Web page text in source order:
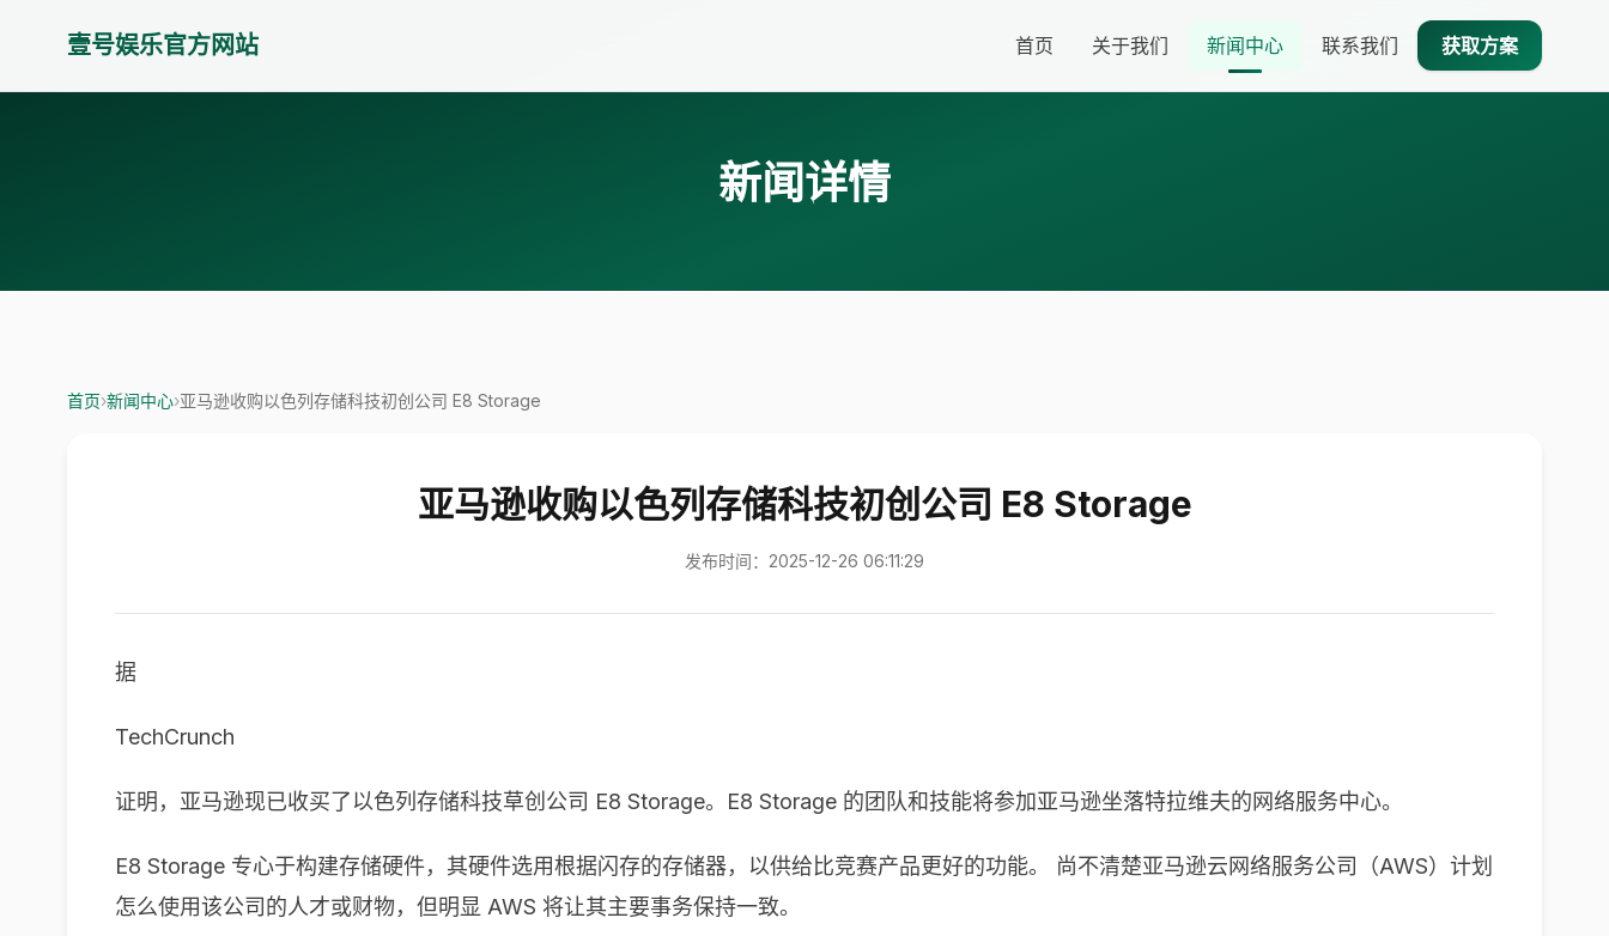
壹号娱乐官方网站 首页 关于我们 新闻中心 联系我们 获取方案
新闻详情
首页›新闻中心›亚马逊收购以色列存储科技初创公司 E8 Storage
亚马逊收购以色列存储科技初创公司 E8 Storage
发布时间：2025-12-26 06:11:29
据
TechCrunch
证明，亚马逊现已收买了以色列存储科技草创公司 E8 Storage。E8 Storage 的团队和技能将参加亚马逊坐落特拉维夫的网络服务中心。
E8 Storage 专心于构建存储硬件，其硬件选用根据闪存的存储器，以供给比竞赛产品更好的功能。 尚不清楚亚马逊云网络服务公司（AWS）计划
怎么使用该公司的人才或财物，但明显 AWS 将让其主要事务保持一致。